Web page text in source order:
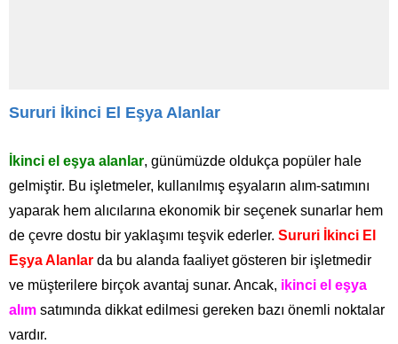
Sururi İkinci El Eşya Alanlar
İkinci el eşya alanlar, günümüzde oldukça popüler hale
gelmiştir. Bu işletmeler, kullanılmış eşyaların alım-satımını
yaparak hem alıcılarına ekonomik bir seçenek sunarlar hem
de çevre dostu bir yaklaşımı teşvik ederler. Sururi İkinci El
Eşya Alanlar da bu alanda faaliyet gösteren bir işletmedir
ve müşterilere birçok avantaj sunar. Ancak, ikinci el eşya
alım satımında dikkat edilmesi gereken bazı önemli noktalar
vardır.